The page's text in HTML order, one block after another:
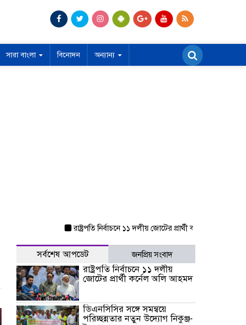
সারা বাংলা বিনোদন অন্যান্য
রাষ্ট্রপতি নির্বাচনে ১১ দলীয় জোটের প্রার্থী কর্নেল অলি আহমদ
সর্বশেষ আপডেট জনপ্রিয় সংবাদ
রাষ্ট্রপতি নির্বাচনে ১১ দলীয়
জোটের প্রার্থী কর্নেল অলি আহমদ
ডিএনসিসির সঙ্গে সমন্বয়ে
পরিচ্ছন্নতার নতুন উদ্যোগ নিকুঞ্জ-